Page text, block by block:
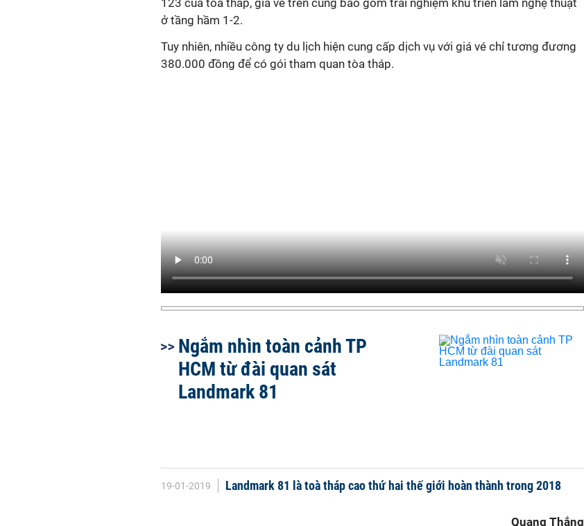
123 của tòa tháp, giá vé trên cũng bao gồm trải nghiệm khu triển lãm nghệ thuật
ở tầng hầm 1-2.
Tuy nhiên, nhiều công ty du lịch hiện cung cấp dịch vụ với giá vé chỉ tương đương
380.000 đồng để có gói tham quan tòa tháp.
Ngắm nhìn toàn cảnh TP
HCM từ đài quan sát
Landmark 81
19-01-2019 Landmark 81 là toà tháp cao thứ hai thế giới hoàn thành trong 2018
Quang Thắng